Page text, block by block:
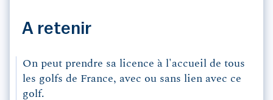
A retenir
On peut prendre sa licence à l'accueil de tous
les golfs de France, avec ou sans lien avec ce
golf.